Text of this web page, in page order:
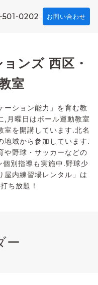
501-0202 お問い合わせ
ンズ 西区・
室
ーション能力」を育む教
,月曜日はボール運動教室
室を開講しています.北名
地域から参加しています.
や野球・サッカーなどの
別指導も実施中.野球少
屋内練習場レンタル」は
ち放題！
ー